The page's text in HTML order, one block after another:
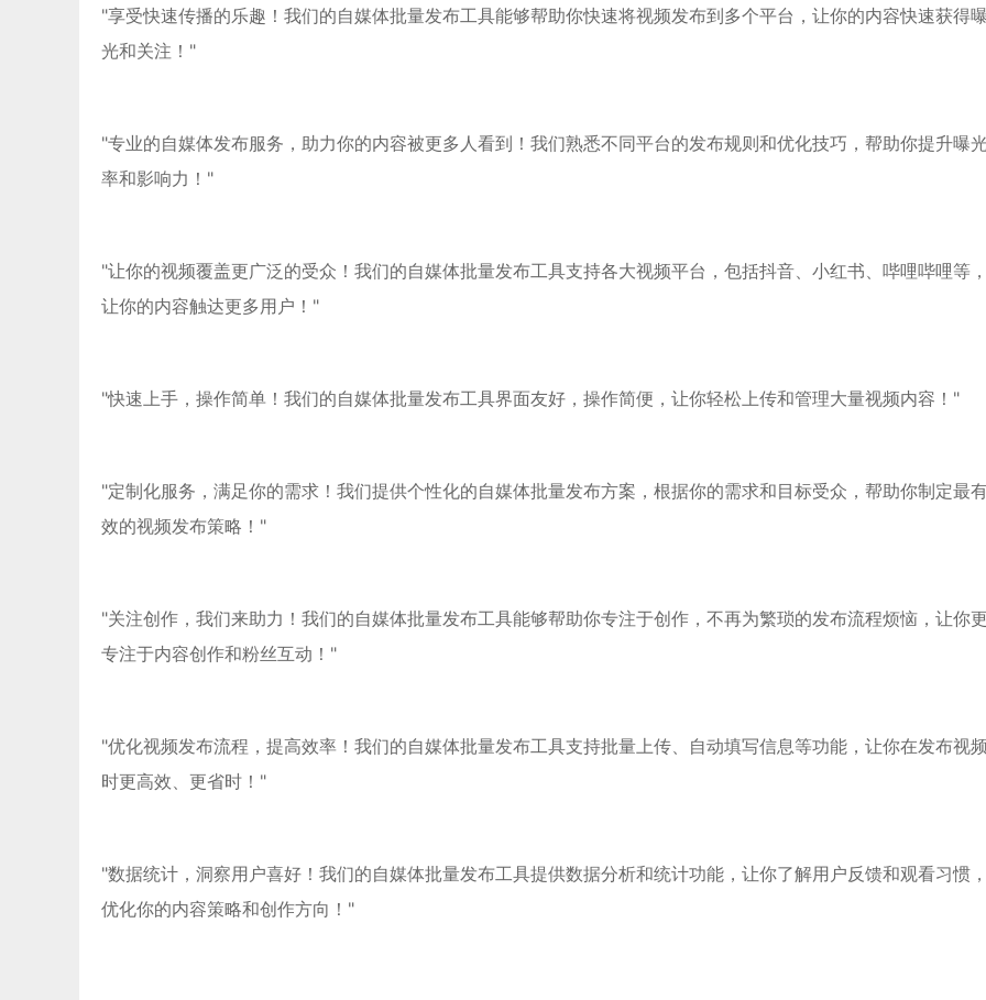
"享受快速传播的乐趣！我们的自媒体批量发布工具能够帮助你快速将视频发布到多个平台，让你的内容快速获得
光和关注！"
"专业的自媒体发布服务，助力你的内容被更多人看到！我们熟悉不同平台的发布规则和优化技巧，帮助你提升曝
率和影响力！"
"让你的视频覆盖更广泛的受众！我们的自媒体批量发布工具支持各大视频平台，包括抖音、小红书、哔哩哔哩等
让你的内容触达更多用户！"
"快速上手，操作简单！我们的自媒体批量发布工具界面友好，操作简便，让你轻松上传和管理大量视频内容！"
"定制化服务，满足你的需求！我们提供个性化的自媒体批量发布方案，根据你的需求和目标受众，帮助你制定最
效的视频发布策略！"
"关注创作，我们来助力！我们的自媒体批量发布工具能够帮助你专注于创作，不再为繁琐的发布流程烦恼，让你
专注于内容创作和粉丝互动！"
"优化视频发布流程，提高效率！我们的自媒体批量发布工具支持批量上传、自动填写信息等功能，让你在发布视
时更高效、更省时！"
"数据统计，洞察用户喜好！我们的自媒体批量发布工具提供数据分析和统计功能，让你了解用户反馈和观看习惯
优化你的内容策略和创作方向！"